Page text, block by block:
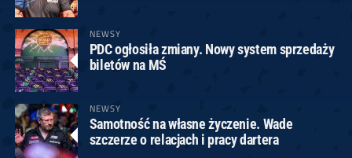
NEWSY
PDC ogłosiła zmiany. Nowy system sprzedaży
biletów na MŚ
NEWSY
Samotność na własne życzenie. Wade
szczerze o relacjach i pracy dartera